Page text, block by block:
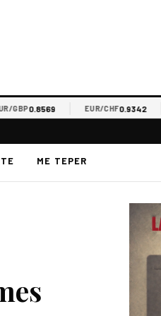
0.8569 EUR/CHF0.9342
ME TEPER